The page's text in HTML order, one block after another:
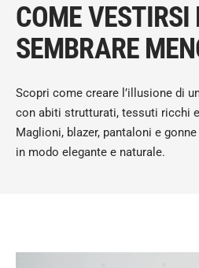
COME VESTIRSI
SEMBRARE
Scopri come creare l’illusione di
con abiti strutturati, tessuti ricchi
Maglioni, blazer, pantaloni e
in modo elegante e naturale.